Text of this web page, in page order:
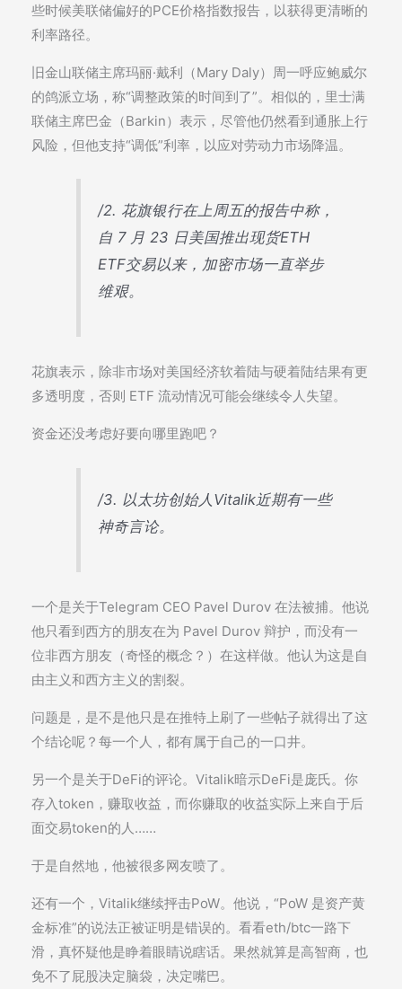
些时候美联储偏好的PCE价格指数报告，以获得更清晰的
利率路径。
旧金山联储主席玛丽·戴利（Mary Daly）周一呼应鲍威尔
的鸽派立场，称“调整政策的时间到了”。相似的，里士满
联储主席巴金（Barkin）表示，尽管他仍然看到通胀上行
风险，但他支持“调低”利率，以应对劳动力市场降温。
/2. 花旗银行在上周五的报告中称，
自 7 月 23 日美国推出现货ETH
ETF交易以来，加密市场一直举步
维艰。
花旗表示，除非市场对美国经济软着陆与硬着陆结果有更
多透明度，否则 ETF 流动情况可能会继续令人失望。
资金还没考虑好要向哪里跑吧？
/3. 以太坊创始人Vitalik近期有一些
神奇言论。
一个是关于Telegram CEO Pavel Durov 在法被捕。他说
他只看到西方的朋友在为 Pavel Durov 辩护，而没有一
位非西方朋友（奇怪的概念？）在这样做。他认为这是自
由主义和西方主义的割裂。
问题是，是不是他只是在推特上刷了一些帖子就得出了这
个结论呢？每一个人，都有属于自己的一口井。
另一个是关于DeFi的评论。Vitalik暗示DeFi是庞氏。你
存入token，赚取收益，而你赚取的收益实际上来自于后
面交易token的人……
于是自然地，他被很多网友喷了。
还有一个，Vitalik继续抨击PoW。他说，“PoW 是资产黄
金标准”的说法正被证明是错误的。看看eth/btc一路下
滑，真怀疑他是睁着眼睛说瞎话。果然就算是高智商，也
免不了屁股决定脑袋，决定嘴巴。